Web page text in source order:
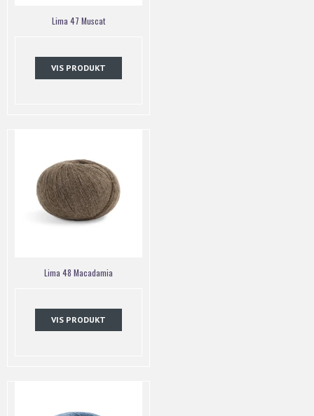
Lima 47 Muscat
VIS PRODUKT
Lima 48 Macadamia
VIS PRODUKT